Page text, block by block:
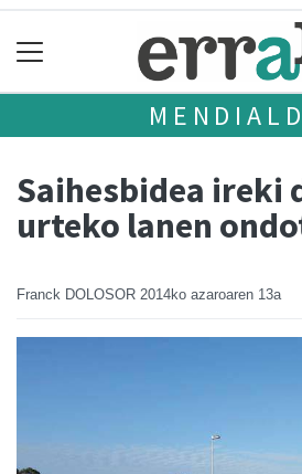
Saihesbidea ireki
urteko lanen
Franck DOLOSOR 2014ko azaroaren 13a